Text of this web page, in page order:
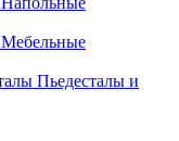
Мебельные
Пьедесталы и